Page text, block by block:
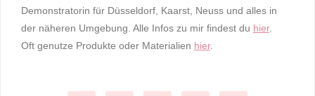
Demonstratorin für Düsseldorf, Kaarst, Neuss und alles in
der näheren Umgebung. Alle Infos zu mir findest du hier.
Oft genutze Produkte oder Materialien hier.